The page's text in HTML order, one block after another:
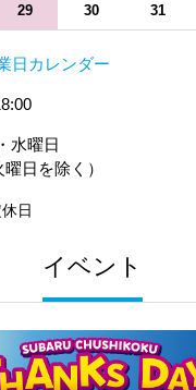
29 30 31
日カレンダー
水曜日
除く）
日
イベント